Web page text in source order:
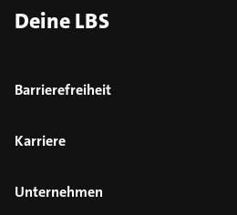
Deine LBS
Barrierefreiheit
Karriere
Unternehmen